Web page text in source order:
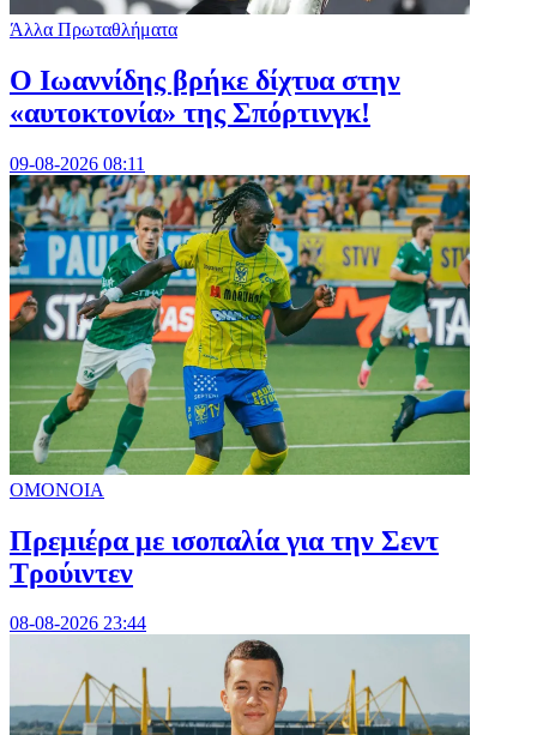
Άλλα Πρωταθλήματα
Ο Ιωαννίδης βρήκε δίχτυα στην
«αυτοκτονία» της Σπόρτινγκ!
09-08-2026 08:11
ΟΜΟΝΟΙΑ
Πρεμιέρα με ισοπαλία για την Σεντ
Τρούιντεν
08-08-2026 23:44